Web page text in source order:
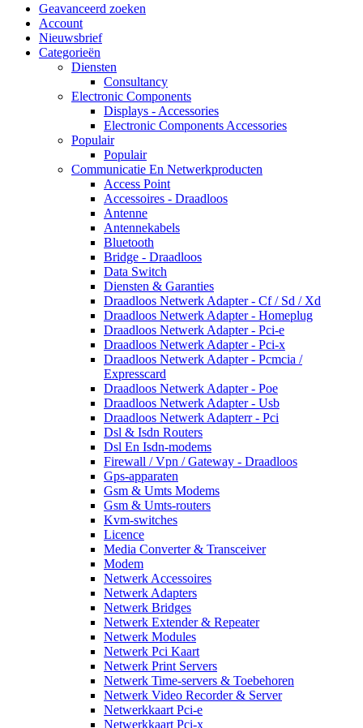
Geavanceerd zoeken
Account
Nieuwsbrief
Categorieën
Diensten
Consultancy
Electronic Components
Displays - Accessories
Electronic Components Accessories
Populair
Populair
Communicatie En Netwerkproducten
Access Point
Accessoires - Draadloos
Antenne
Antennekabels
Bluetooth
Bridge - Draadloos
Data Switch
Diensten & Garanties
Draadloos Netwerk Adapter - Cf / Sd / Xd
Draadloos Netwerk Adapter - Homeplug
Draadloos Netwerk Adapter - Pci-e
Draadloos Netwerk Adapter - Pci-x
Draadloos Netwerk Adapter - Pcmcia /
Expresscard
Draadloos Netwerk Adapter - Poe
Draadloos Netwerk Adapter - Usb
Draadloos Netwerk Adapterr - Pci
Dsl & Isdn Routers
Dsl En Isdn-modems
Firewall / Vpn / Gateway - Draadloos
Gps-apparaten
Gsm & Umts Modems
Gsm & Umts-routers
Kvm-switches
Licence
Media Converter & Transceiver
Modem
Netwerk Accessoires
Netwerk Adapters
Netwerk Bridges
Netwerk Extender & Repeater
Netwerk Modules
Netwerk Pci Kaart
Netwerk Print Servers
Netwerk Time-servers & Toebehoren
Netwerk Video Recorder & Server
Netwerkkaart Pci-e
Netwerkkaart Pci-x